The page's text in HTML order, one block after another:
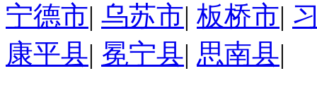
宁德市| 乌苏市| 板桥市|
康平县| 冕宁县| 思南县|